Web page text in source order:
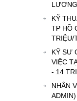
KỸ
TP HỒ
TRIỆU/
KỸ SƯ
VIỆC
- 14
NHÂN